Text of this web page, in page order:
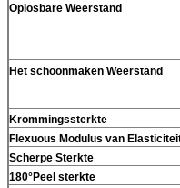
Oplosbare Weerstand
Het schoonmaken Weerstand
Krommingssterkte
Flexuous Modulus van
Scherpe Sterkte
180°Peel sterkte